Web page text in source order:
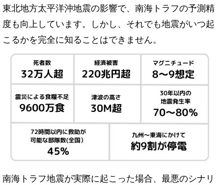
東北地方太平洋沖地震の影響で、南海トラフの予測精
度も向上しています。しかし、それでも地震がいつ起
こるかを完全に知ることはできません。
南海トラフ地震が実際に起こった場合、最悪のシナリ